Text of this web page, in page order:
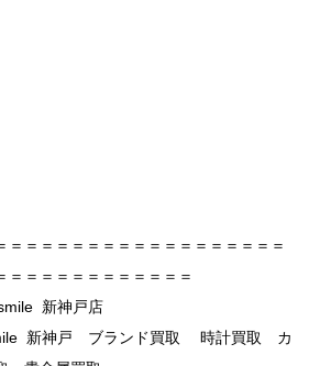
＝＝＝＝＝＝＝＝＝＝＝＝＝＝＝＝＝＝
＝＝＝＝＝＝＝＝＝＝＝＝
新神戸店
新神戸 ブランド買取 時計買取 カ